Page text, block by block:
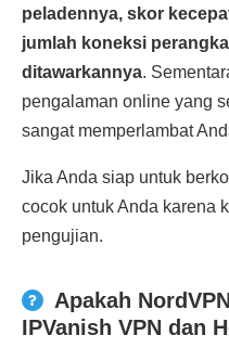
peladennya, skor
jumlah koneksi
ditawarkannya.
pengalaman online yang
sangat memperlambat
Jika Anda siap untuk
cocok untuk Anda karena
pengujian.
Apakah
IPVanish VPN dan